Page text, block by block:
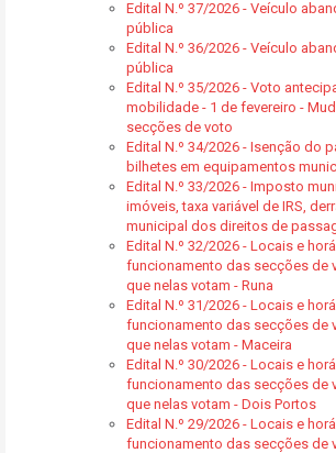
Edital N.º 37/2026 - Veículo
pública
Edital N.º 36/2026 - Veículo
pública
Edital N.º 35/2026 - Voto
mobilidade - 1 de fevereiro -
secções de voto
Edital N.º 34/2026 - Isenção do
bilhetes em equipamentos
Edital N.º 33/2026 - Imposto
imóveis, taxa variável de IRS,
municipal dos direitos de
Edital N.º 32/2026 - Locais e
funcionamento das secções de
que nelas votam - Runa
Edital N.º 31/2026 - Locais e
funcionamento das secções de
que nelas votam - Maceira
Edital N.º 30/2026 - Locais e
funcionamento das secções de
que nelas votam - Dois Portos
Edital N.º 29/2026 - Locais e
funcionamento das secções de